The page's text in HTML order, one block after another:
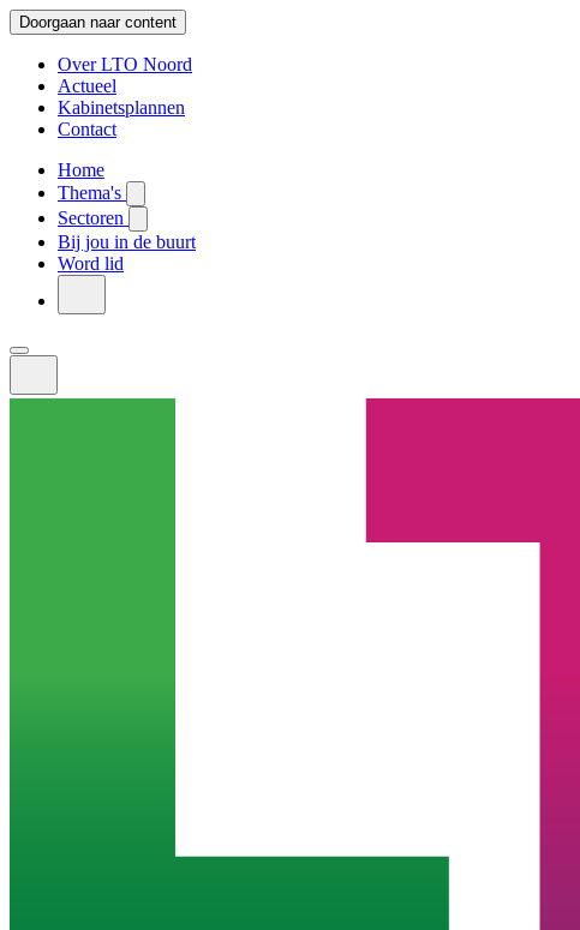
Doorgaan naar content
Over LTO Noord
Actueel
Kabinetsplannen
Contact
Home
Thema's
Sectoren
Bij jou in de buurt
Word lid